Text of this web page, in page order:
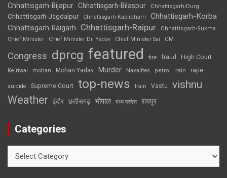
Chhattisgarh-Bijapur Chhattisgarh-Bilaspur Chhattisgarh-Durg
Chhattisgarh-Jagdalpur Chhattisgarh-Kabirdham Chhattisgarh-Korba
Chhattisgarh-Raigarh Chhattisgarh-Raipur
Chhattisgarh-Sukma
Chief Minister
Chief Minister Dr. Yadav Chief Minister Sai CM
Congress dprcg featured fire fraud High Court
Kejriwal mohan Mohan Yadav Murder Naxalites petrol rain rape
suicide Supreme Court top-news train Vastu vishnu
Weather इंदौर छत्तीसगढ़ भोपाल मध्य प्रदेश रायपुर
Categories